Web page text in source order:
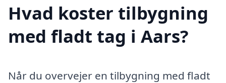
Hvad koster tilbygning
med fladt tag i Aars?
Når du overvejer en tilbygning med fladt